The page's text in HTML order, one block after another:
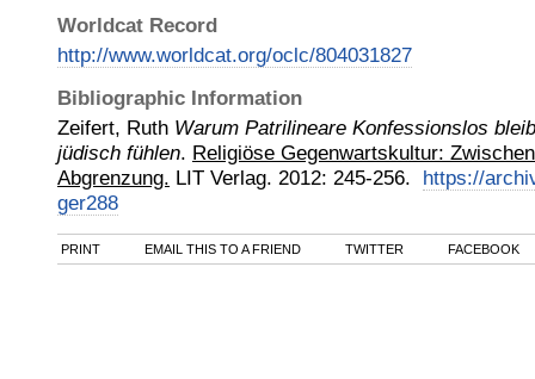
Worldcat Record
http://www.worldcat.org/oclc/804031827
Bibliographic Information
Zeifert, Ruth Warum Patrilineare Konfessionslos
jüdisch fühlen. Religiöse Gegenwartskultur:
Abgrenzung. LIT Verlag. 2012: 245-256. https://
ger288
PRINT EMAIL THIS TO A FRIEND TWITTER FACEBOOK